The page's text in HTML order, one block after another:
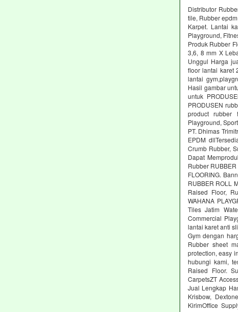
Distributor
tile, Rubber
Karpet. Lantai
Playground,
Produk Rubber
3,6, 8 mm X
Unggul Harga
floor lantai karet
lantai
Hasil gambar
untuk
PRODUSEN
product rubber
Playground,
PT. Dhimas
EPDM
Crumb Rubber,
Dapat
Rubber RUBBER
FLOORING.
RUBBER ROLL
Raised Floor,
WAHANA
Tiles Jatim
Commercial
lantai karet anti
Gym dengan
Rubber sheet
protection, easy
hubungi kami,
Raised Floor.
CarpetsZT
Jual Lengkap
Krisbow,
KirimOffice